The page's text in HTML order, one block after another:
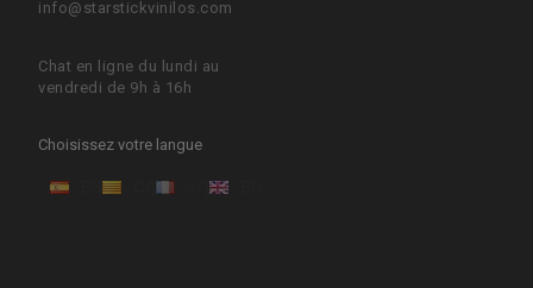
info@starstickvinilos.com
Chat en ligne du lundi au
vendredi de 9h à 16h
Choisissez votre langue
ES CA FR